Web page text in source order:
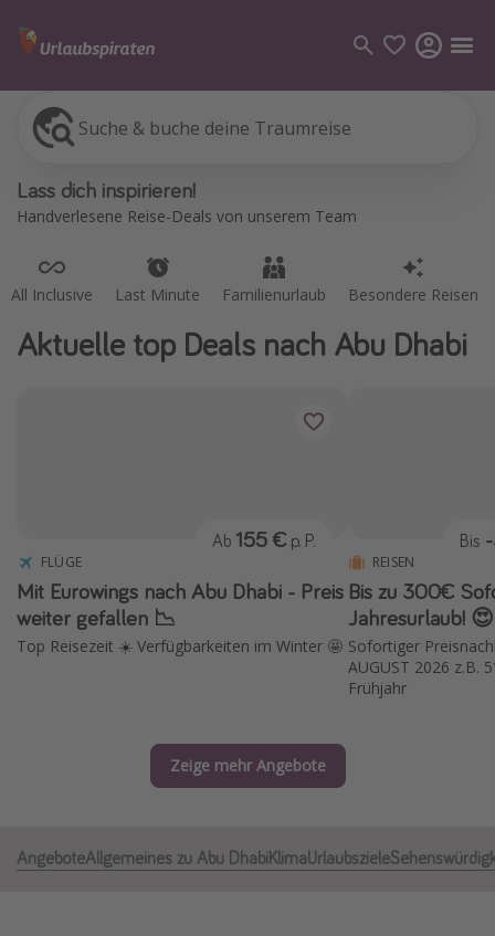
Suche & buche deine Traumreise
Lass dich inspirieren!
Handverlesene Reise-Deals von unserem Team
All Inclusive Last Minute Familienurlaub Besondere Reisen
All Inclusive
Flüge
Pauschalreisen
Goa Urlaub
St. Lucia Urlaub
Kefalonia Urlaub
Krabi Urlaub
Alle Reisethemen
Aktuelle top Deals nach Abu Dhabi
FLÜGE
Mit Eurowings nach Abu Dhabi - Preis
weiter gefallen 📉
Top Reisezeit ☀️ Verfügbarkeiten im Winter 🤩
Ab 155 € p. P.
REISEN
Bis zu 300€
Jahresurlaub! 😍
Sofortiger
AUGUST 2026 z.B.
Frühjahr
Bis
Zeige mehr Angebote
AngeboteAllgemeines zu Abu DhabiKlimaUrlaubsziele